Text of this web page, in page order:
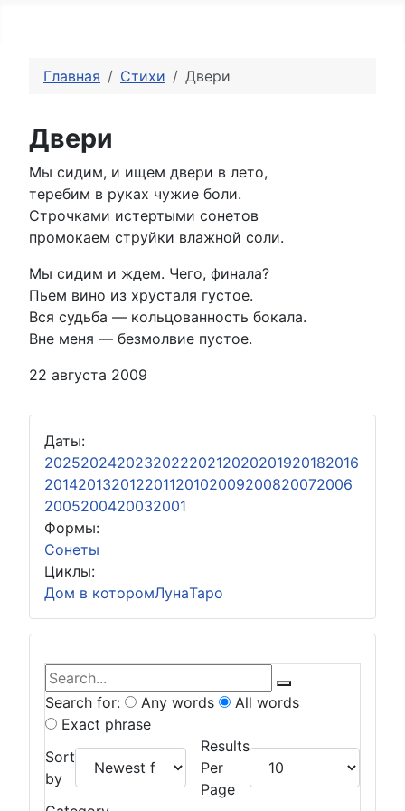
Даты:
202520242023202220212020201920182016
201420132012201120102009200820072006
2005200420032001
Формы:
Сонеты
Циклы:
Дом в которомЛунаТаро
Skip to search results
Bear's Live Search
Search for:
Any words
All words
Exact phrase
Sort
by
Results
Per
Page
Главная Стихи Двери
Двери
Мы сидим, и ищем двери в лето,
теребим в руках чужие боли.
Строчками истертыми сонетов
промокаем струйки влажной соли.
Мы сидим и ждем. Чего, финала?
Пьем вино из хрусталя густое.
Вся судьба — кольцованность бокала.
Вне меня — безмолвие пустое.
22 августа 2009